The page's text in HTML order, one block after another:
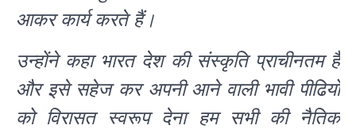
आकर कार्य करते हैं।
उन्होंने कहा भारत देश की संस्कृति प्राचीनतम है
और इसे सहेज कर अपनी आने वाली भावी पीढियों
को विरासत स्वरूप देना हम सभी की नैतिक